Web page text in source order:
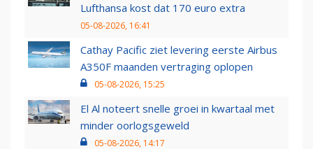
Lufthansa kost dat 170 euro extra
05-08-2026, 16:41
Cathay Pacific ziet levering eerste Airbus
A350F maanden vertraging oplopen
05-08-2026, 15:25
El Al noteert snelle groei in kwartaal met
minder oorlogsgeweld
05-08-2026, 14:17